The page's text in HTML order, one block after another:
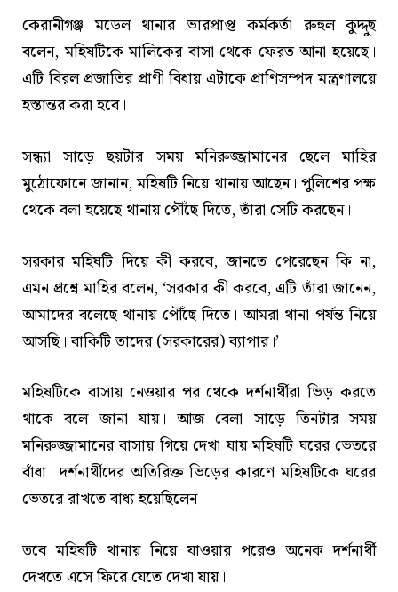
কেরানীগঞ্জ মডেল থানার ভারপ্রাপ্ত কর্মকর্তা রুহুল কুদ্দুছ
বলেন, মহিষটিকে মালিকের বাসা থেকে ফেরত আনা হয়েছে।
এটি বিরল প্রজাতির প্রাণী বিধায় এটাকে প্রাণিসম্পদ মন্ত্রণালয়ে
হস্তান্তর করা হবে।
সন্ধ্যা সাড়ে ছয়টার সময় মনিরুজ্জামানের ছেলে মাহির
মুঠোফোনে জানান, মহিষটি নিয়ে থানায় আছেন। পুলিশের পক্ষ
থেকে বলা হয়েছে থানায় পৌঁছে দিতে, তাঁরা সেটি করছেন।
সরকার মহিষটি দিয়ে কী করবে, জানতে পেরেছেন কি না,
এমন প্রশ্নে মাহির বলেন, ‘সরকার কী করবে, এটি তাঁরা জানেন,
আমাদের বলেছে থানায় পৌঁছে দিতে। আমরা থানা পর্যন্ত নিয়ে
আসছি। বাকিটি তাদের (সরকারের) ব্যাপার।’
মহিষটিকে বাসায় নেওয়ার পর থেকে দর্শনার্থীরা ভিড় করতে
থাকে বলে জানা যায়। আজ বেলা সাড়ে তিনটার সময়
মনিরুজ্জামানের বাসায় গিয়ে দেখা যায় মহিষটি ঘরের ভেতরে
বাঁধা। দর্শনার্থীদের অতিরিক্ত ভিড়ের কারণে মহিষটিকে ঘরের
ভেতরে রাখতে বাধ্য হয়েছিলেন।
তবে মহিষটি থানায় নিয়ে যাওয়ার পরেও অনেক দর্শনার্থী
দেখতে এসে ফিরে যেতে দেখা যায়।